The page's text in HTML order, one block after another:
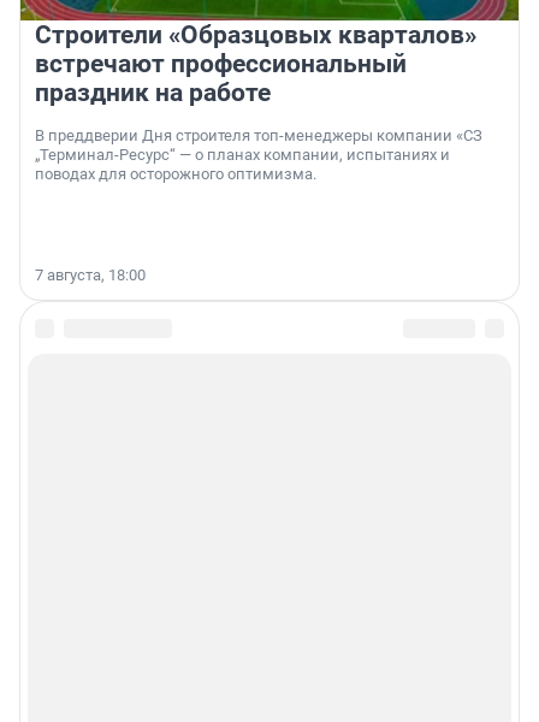
Строители «Образцовых кварталов»
встречают профессиональный
праздник на работе
В преддверии Дня строителя топ-менеджеры компании «СЗ
„Терминал-Ресурс“ — о планах компании, испытаниях и
поводах для осторожного оптимизма.
7 августа, 18:00